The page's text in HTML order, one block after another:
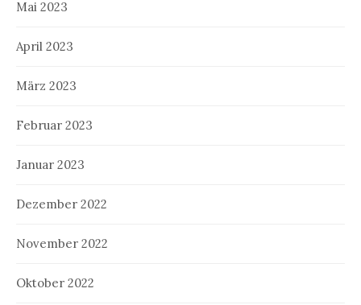
Mai 2023
April 2023
März 2023
Februar 2023
Januar 2023
Dezember 2022
November 2022
Oktober 2022